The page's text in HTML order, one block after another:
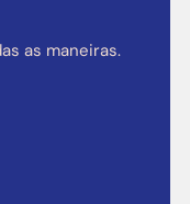
as maneiras.